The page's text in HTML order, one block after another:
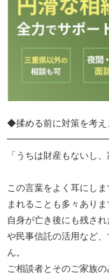
◆揉める前に対策を考え
「うちは財産もないし
この言葉をよく耳にし
まれることも多々ありま
自身が亡き後にも残さ
や民事信託の活用など
ん。
ご相談者とそのご家族